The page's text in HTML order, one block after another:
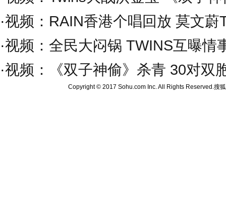
·视频：RAIN香港个唱回放 莫文蔚
·视频：全民大闷锅 TWINS互曝情
·视频：《双子神偷》杀青 30对双
Copyright © 2017 Sohu.com Inc. All Rights Reserved.搜